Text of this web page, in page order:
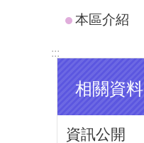
本區介紹
:::
相關資料
資訊公開